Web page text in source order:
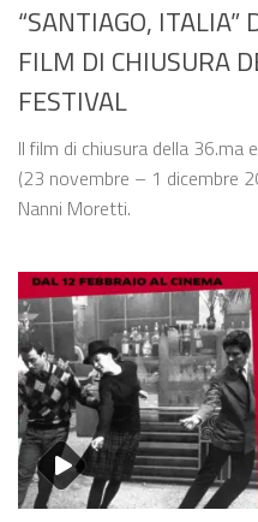
“SANTIAGO,
FILM DI CHIUSURA
FESTIVAL
Il film di chiusura della 36.ma
(23 novembre – 1 dicembre
Nanni Moretti.